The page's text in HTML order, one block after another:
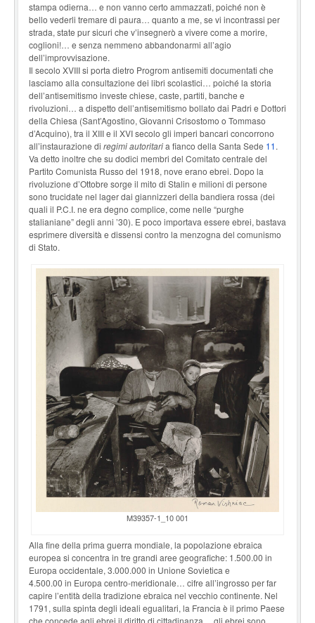
stampa odierna… e non vanno certo ammazzati, poiché non è
bello vederli tremare di paura… quanto a me, se vi incontrassi per
strada, state pur sicuri che v’insegnerò a vivere come a morire,
coglioni!… e senza nemmeno abbandonarmi all’agio
dell’improvvisazione.
Il secolo XVIII si porta dietro Progrom antisemiti documentati che
lasciamo alla consultazione dei libri scolastici… poiché la storia
dell’antisemitismo investe chiese, caste, partiti, banche e
rivoluzioni… a dispetto dell’antisemitismo bollato dai Padri e Dottori
della Chiesa (Sant’Agostino, Giovanni Crisostomo o Tommaso
d’Acquino), tra il XIII e il XVI secolo gli imperi bancari concorrono
all’instaurazione di regimi autoritaria fianco della Santa Sede 11.
Va detto inoltre che su dodici membri del Comitato centrale del
Partito Comunista Russo del 1918, nove erano ebrei. Dopo la
rivoluzione d’Ottobre sorge il mito di Stalin e milioni di persone
sono trucidate nel lager dai giannizzeri della bandiera rossa (dei
quali il P.C.I. ne era degno complice, come nelle “purghe
stalianiane” degli anni ’30). E poco importava essere ebrei, bastava
esprimere diversità e dissensi contro la menzogna del comunismo
di Stato.
M39357-1_10 001
Alla fine della prima guerra mondiale, la popolazione ebraica
europea si concentra in tre grandi aree geografiche: 1.500.00 in
Europa occidentale, 3.000.000 in Unione Sovietica e
4.500.00 in Europa centro-meridionale… cifre all’ingrosso per far
capire l’entità della tradizione ebraica nel vecchio continente. Nel
1791, sulla spinta degli ideali egualitari, la Francia è il primo Paese